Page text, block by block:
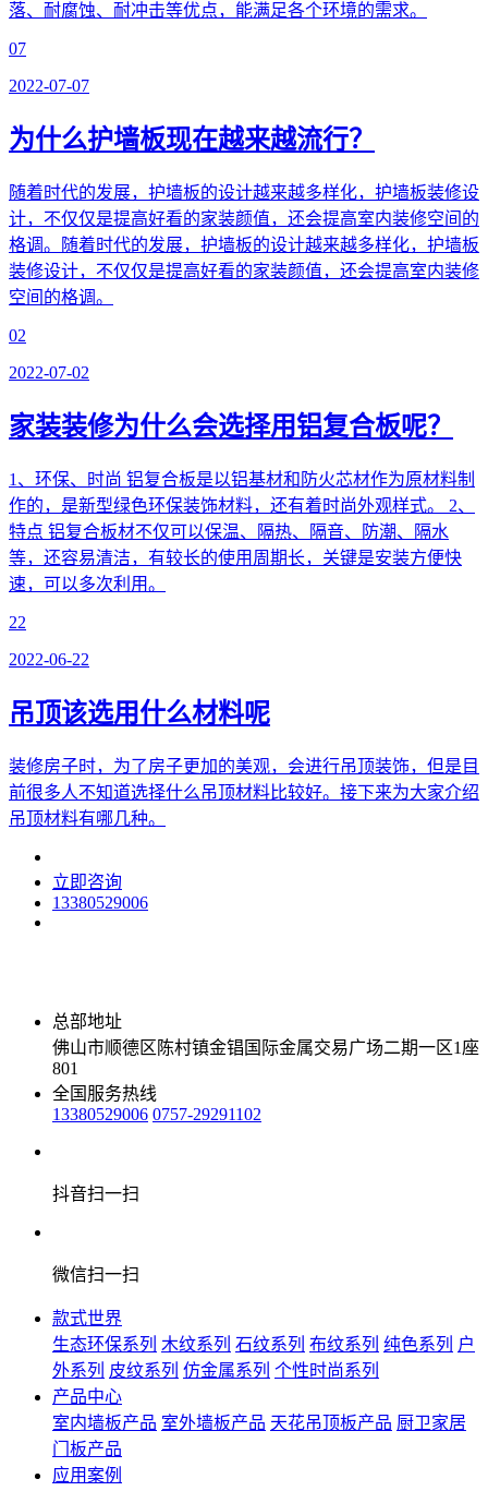
落、耐腐蚀、耐冲击等优点，能满足各个环境的需求。
07
2022-07-07
为什么护墙板现在越来越流行？
随着时代的发展，护墙板的设计越来越多样化，护墙板装修设
计，不仅仅是提高好看的家装颜值，还会提高室内装修空间的
格调。随着时代的发展，护墙板的设计越来越多样化，护墙板
装修设计，不仅仅是提高好看的家装颜值，还会提高室内装修
空间的格调。
02
2022-07-02
家装装修为什么会选择用铝复合板呢？
1、环保、时尚 铝复合板是以铝基材和防火芯材作为原材料制
作的，是新型绿色环保装饰材料，还有着时尚外观样式。 2、
特点 铝复合板材不仅可以保温、隔热、隔音、防潮、隔水
等，还容易清洁，有较长的使用周期长，关键是安装方便快
速，可以多次利用。
22
2022-06-22
吊顶该选用什么材料呢
装修房子时，为了房子更加的美观，会进行吊顶装饰，但是目
前很多人不知道选择什么吊顶材料比较好。接下来为大家介绍
吊顶材料有哪几种。
立即咨询
13380529006
总部地址
佛山市顺德区陈村镇金锠国际金属交易广场二期一区1座
801
全国服务热线
13380529006 0757-29291102
抖音扫一扫
微信扫一扫
款式世界
生态环保系列 木纹系列 石纹系列 布纹系列 纯色系列 户
外系列 皮纹系列 仿金属系列 个性时尚系列
产品中心
室内墙板产品 室外墙板产品 天花吊顶板产品 厨卫家居
门板产品
应用案例